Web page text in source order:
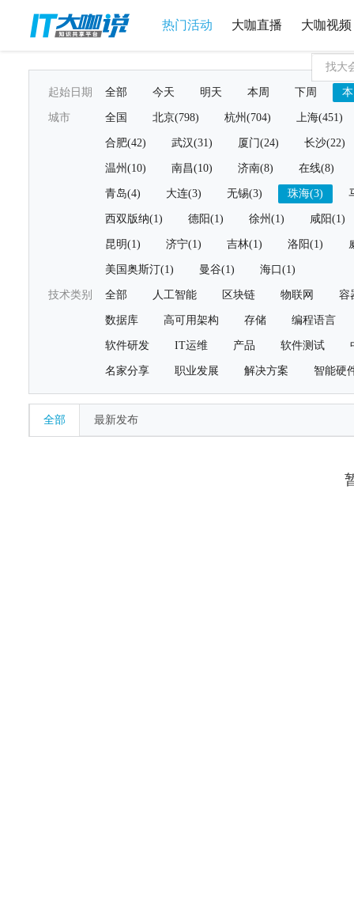
热门活动 大咖直播 大咖视频
起始日期 全部 今天 明天 本周 下周
城市 全国 北京(798) 杭州(704) 上海(451)
合肥(42) 武汉(31) 厦门(24) 长沙(22)
温州(10) 南昌(10) 济南(8) 在线(8)
青岛(4) 大连(3) 无锡(3) 珠海(3)
西双版纳(1) 德阳(1) 徐州(1) 咸阳(1)
昆明(1) 济宁(1) 吉林(1) 洛阳(1)
美国奥斯汀(1) 曼谷(1) 海口(1)
技术类别 全部 人工智能 区块链 物联网 容
数据库 高可用架构 存储 编程语言
软件研发 IT运维 产品 软件测试
名家分享 职业发展 解决方案 智能硬
全部 最新发布